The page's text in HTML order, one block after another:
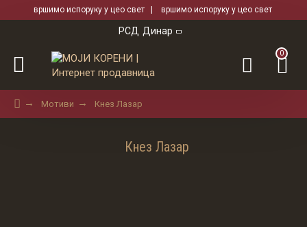
вршимо испоруку у цео свет | вршимо испоруку у цео свет
РСД Динар
0
Мотиви Кнез Лазар
Кнез Лазар